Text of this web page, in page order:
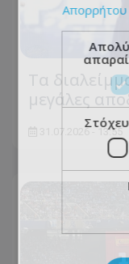
Τα
μεγάλες
31.07.2026 - 13:55
Απορρήτου